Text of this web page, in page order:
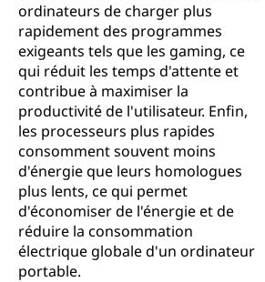
ordinateurs de charger plus
rapidement des programmes
exigeants tels que les gaming, ce
qui réduit les temps d'attente et
contribue à maximiser la
productivité de l'utilisateur. Enfin,
les processeurs plus rapides
consomment souvent moins
d'énergie que leurs homologues
plus lents, ce qui permet
d'économiser de l'énergie et de
réduire la consommation
électrique globale d'un ordinateur
portable.